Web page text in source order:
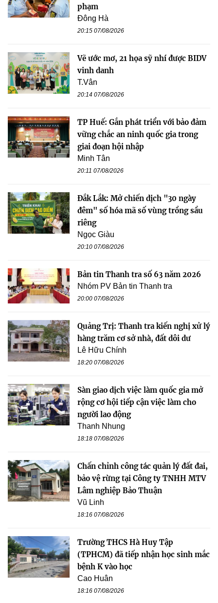
phạm
Đông Hà
20:15 07/08/2026
Vẽ ước mơ, 21 họa sỹ nhí được BIDV
vinh danh
T.Vân
20:14 07/08/2026
TP Huế: Gắn phát triển với bảo đảm
vững chắc an ninh quốc gia trong
giai đoạn hội nhập
Minh Tân
20:11 07/08/2026
Đắk Lắk: Mở chiến dịch "30 ngày
đêm" số hóa mã số vùng trồng sầu
riêng
Ngọc Giàu
20:10 07/08/2026
Bản tin Thanh tra số 63 năm 2026
Nhóm PV Bản tin Thanh tra
20:00 07/08/2026
Quảng Trị: Thanh tra kiến nghị xử lý
hàng trăm cơ sở nhà, đất dôi dư
Lê Hữu Chính
18:20 07/08/2026
Sàn giao dịch việc làm quốc gia mở
rộng cơ hội tiếp cận việc làm cho
người lao động
Thanh Nhung
18:18 07/08/2026
Chấn chỉnh công tác quản lý đất đai,
bảo vệ rừng tại Công ty TNHH MTV
Lâm nghiệp Bảo Thuận
Vũ Linh
18:16 07/08/2026
Trường THCS Hà Huy Tập
(TPHCM) đã tiếp nhận học sinh mắc
bệnh K vào học
Cao Huân
18:16 07/08/2026